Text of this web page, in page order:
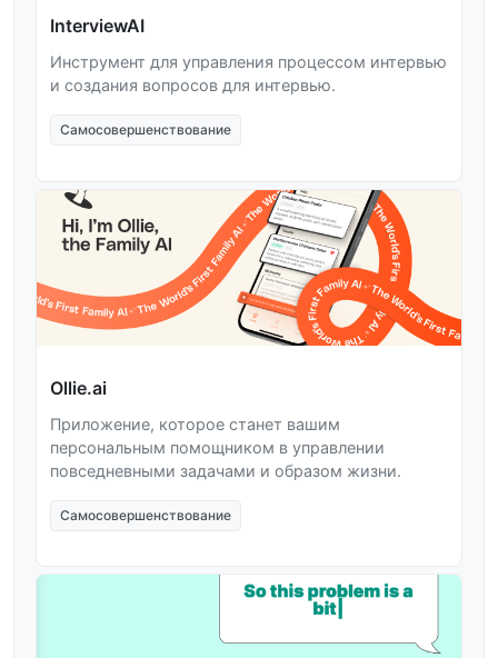
InterviewAI
Инструмент для управления процессом интервью
и создания вопросов для интервью.
Самосовершенствование
Ollie.ai
Приложение, которое станет вашим
персональным помощником в управлении
повседневными задачами и образом жизни.
Самосовершенствование